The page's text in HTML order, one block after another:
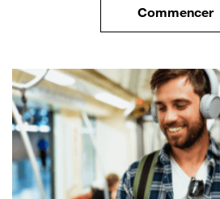
Commencer
le tuto